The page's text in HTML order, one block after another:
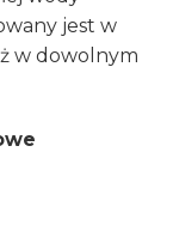
jest w
w dowolnym